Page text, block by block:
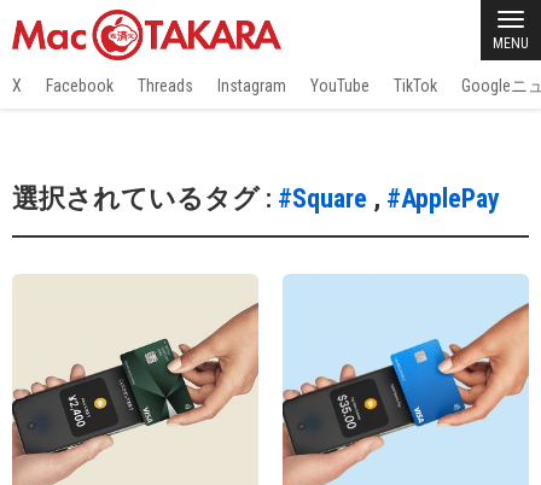
MENU
X Facebook Threads Instagram YouTube TikTok Googleニ
選択されているタグ : #Square , #ApplePay